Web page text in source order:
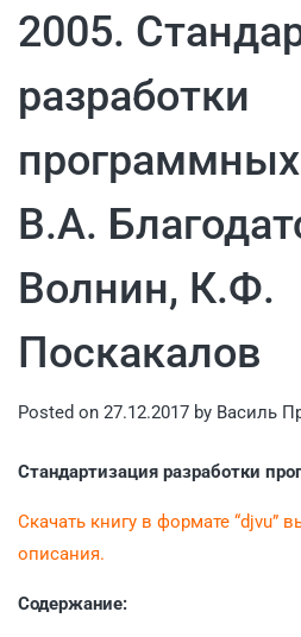
2005.
разработки
В.А.
Волнин, К.Ф.
Поскакалов
Posted on 27.12.2017 by Василь
Стандартизация разработки
Скачать книгу в формате “djvu”
описания.
Содержание: